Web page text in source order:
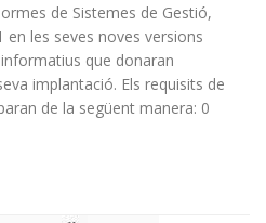
de Sistemes de Gestió,
en les seves noves versions
que donaran
implantació. Els requisits de
de la següent manera: 0